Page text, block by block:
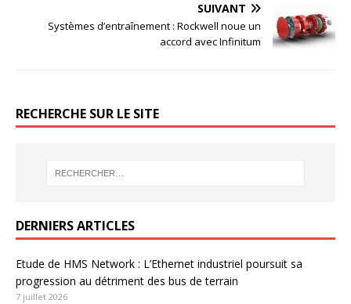
SUIVANT
Systèmes d’entraînement : Rockwell noue un
accord avec Infinitum
RECHERCHE SUR LE SITE
DERNIERS ARTICLES
Etude de HMS Network : L’Ethernet industriel poursuit sa
progression au détriment des bus de terrain
7 juillet 2026